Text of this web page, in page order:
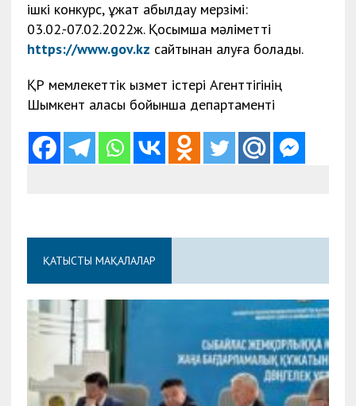
ішкі конкурс, құжат қабылдау мерзімі:
03.02.-07.02.2022ж. Қосымша мәліметті
https://www.gov.kz сайтынан алуға болады.
ҚР мемлекеттік қызмет істері Агенттігінің
Шымкент қаласы бойынша департаменті
ҚАТЫСТЫ МАҚАЛАЛАР